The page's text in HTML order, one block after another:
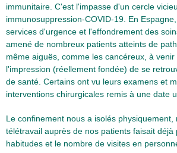
immunitaire. C'est l'impasse d'un cercle
immunosuppression-COVID-19. En
services d'urgence et l'effondrement des
amené de nombreux patients atteints de
même aiguës, comme les cancéreux, à
l'impression (réellement fondée) de se
de santé. Certains ont vu leurs examens et
interventions chirurgicales remis à une date
Le confinement nous a isolés
télétravail auprès de nos patients faisait déjà
habitudes et le nombre de visites en